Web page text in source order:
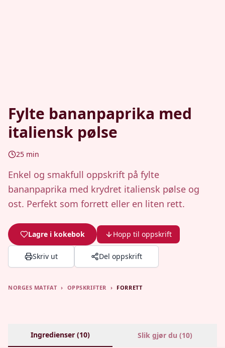
Fylte bananpaprika med
italiensk pølse
25 min
Enkel og smakfull oppskrift på fylte
bananpaprika med krydret italiensk pølse og
ost. Perfekt som forrett eller en liten rett.
Lagre i kokebok Hopp til oppskrift
Skriv ut Del oppskrift
NORGES MATFAT › OPPSKRIFTER › FORRETT
Ingredienser (10) Slik gjør du (10)